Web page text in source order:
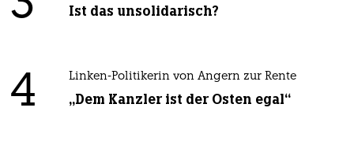
Ist das unsolidarisch?
4 Linken-Politikerin von Angern zur Rente
„Dem Kanzler ist der Osten egal“